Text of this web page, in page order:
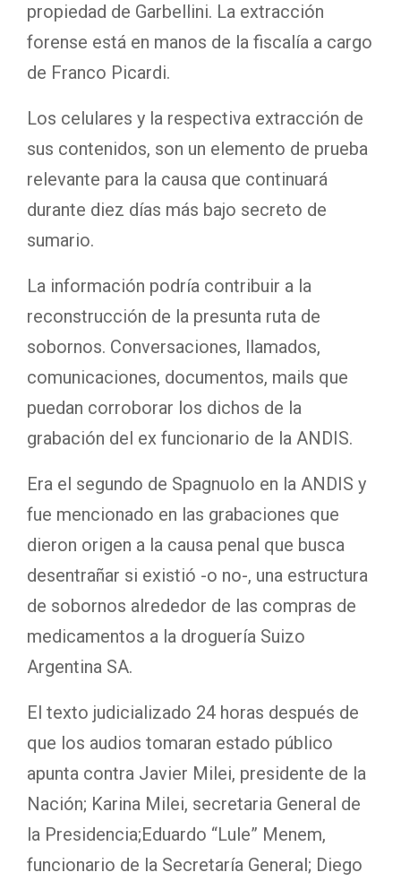
propiedad de Garbellini. La extracción
forense está en manos de la fiscalía a cargo
de Franco Picardi.
Los celulares y la respectiva extracción de
sus contenidos, son un elemento de prueba
relevante para la causa que continuará
durante diez días más bajo secreto de
sumario.
La información podría contribuir a la
reconstrucción de la presunta ruta de
sobornos. Conversaciones, llamados,
comunicaciones, documentos, mails que
puedan corroborar los dichos de la
grabación del ex funcionario de la ANDIS.
Era el segundo de Spagnuolo en la ANDIS y
fue mencionado en las grabaciones que
dieron origen a la causa penal que busca
desentrañar si existió -o no-, una estructura
de sobornos alrededor de las compras de
medicamentos a la droguería Suizo
Argentina SA.
El texto judicializado 24 horas después de
que los audios tomaran estado público
apunta contra Javier Milei, presidente de la
Nación; Karina Milei, secretaria General de
la Presidencia;Eduardo “Lule” Menem,
funcionario de la Secretaría General; Diego